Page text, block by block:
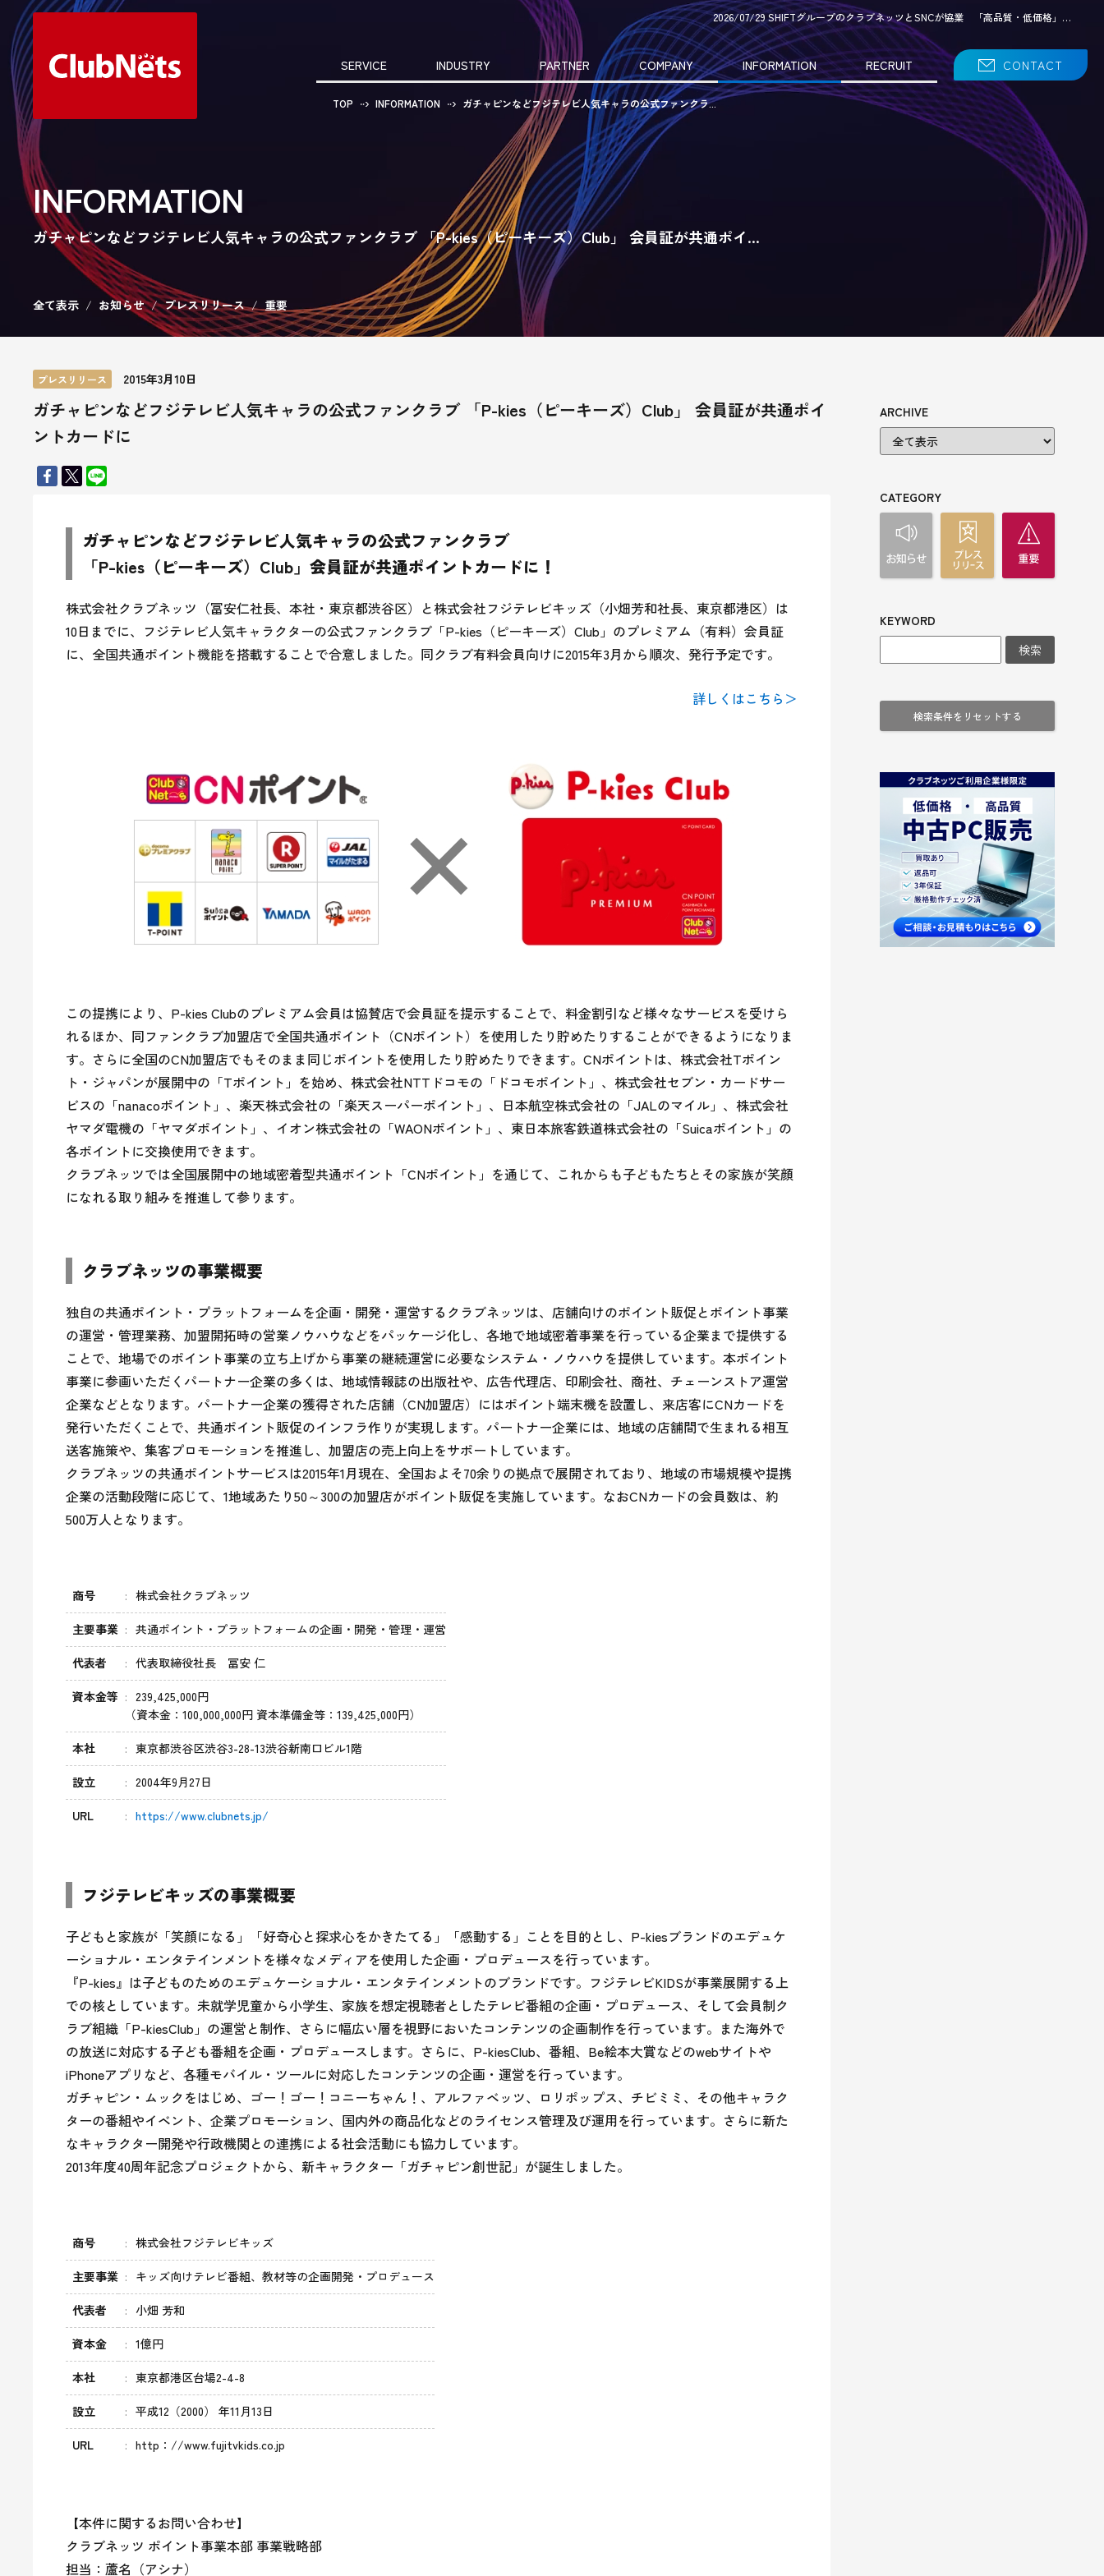
2026/07/29 SHIFTグループのクラブネッツとSNCが協業 「高品質・低価格」…
SERVICE INDUSTRY PARTNER COMPANY INFORMATION RECRUIT CONTACT
TOP INFORMATION ガチャピンなどフジテレビ人気キャラの公式ファンクラ...
INFORMATION
ガチャピンなどフジテレビ人気キャラの公式ファンクラブ 「P-kies（ピーキーズ）Club」 会員証が共通ポイ…
全て表示 お知らせ プレスリリース 重要
プレスリリース 2015年3月10日
ガチャピンなどフジテレビ人気キャラの公式ファンクラブ 「P-kies（ピーキーズ）Club」 会員証が共通ポイ
ントカードに
ガチャピンなどフジテレビ人気キャラの公式ファンクラブ
「P-kies（ピーキーズ）Club」会員証が共通ポイントカードに！
株式会社クラブネッツ（冨安仁社長、本社・東京都渋谷区）と株式会社フジテレビキッズ（小畑芳和社長、東京都港区）は
10日までに、フジテレビ人気キャラクターの公式ファンクラブ「P-kies（ピーキーズ）Club」のプレミアム（有料）会員証
に、全国共通ポイント機能を搭載することで合意しました。同クラブ有料会員向けに2015年3月から順次、発行予定です。
詳しくはこちら＞
この提携により、P-kies Clubのプレミアム会員は協賛店で会員証を提示することで、料金割引など様々なサービスを受けら
れるほか、同ファンクラブ加盟店で全国共通ポイント（CNポイント）を使用したり貯めたりすることができるようになりま
す。さらに全国のCN加盟店でもそのまま同じポイントを使用したり貯めたりできます。CNポイントは、株式会社Tポイン
ト・ジャパンが展開中の「Tポイント」を始め、株式会社NTTドコモの「ドコモポイント」、株式会社セブン・カードサー
ビスの「nanacoポイント」、楽天株式会社の「楽天スーパーポイント」、日本航空株式会社の「JALのマイル」、株式会社
ヤマダ電機の「ヤマダポイント」、イオン株式会社の「WAONポイント」、東日本旅客鉄道株式会社の「Suicaポイント」の
各ポイントに交換使用できます。
クラブネッツでは全国展開中の地域密着型共通ポイント「CNポイント」を通じて、これからも子どもたちとその家族が笑顔
になれる取り組みを推進して参ります。
クラブネッツの事業概要
独自の共通ポイント・プラットフォームを企画・開発・運営するクラブネッツは、店舗向けのポイント販促とポイント事業
の運営・管理業務、加盟開拓時の営業ノウハウなどをパッケージ化し、各地で地域密着事業を行っている企業まで提供する
ことで、地場でのポイント事業の立ち上げから事業の継続運営に必要なシステム・ノウハウを提供しています。本ポイント
事業に参画いただくパートナー企業の多くは、地域情報誌の出版社や、広告代理店、印刷会社、商社、チェーンストア運営
企業などとなります。パートナー企業の獲得された店舗（CN加盟店）にはポイント端末機を設置し、来店客にCNカードを
発行いただくことで、共通ポイント販促のインフラ作りが実現します。パートナー企業には、地域の店舗間で生まれる相互
送客施策や、集客プロモーションを推進し、加盟店の売上向上をサポートしています。
クラブネッツの共通ポイントサービスは2015年1月現在、全国およそ70余りの拠点で展開されており、地域の市場規模や提携
企業の活動段階に応じて、1地域あたり50～300の加盟店がポイント販促を実施しています。なおCNカードの会員数は、約
500万人となります。
商号 株式会社クラブネッツ
主要事業 共通ポイント・プラットフォームの企画・開発・管理・運営
代表者 代表取締役社長 冨安 仁
資本金等
239,425,000円
（資本金：100,000,000円 資本準備金等：139,425,000円）
本社 東京都渋谷区渋谷3-28-13渋谷新南口ビル1階
設立 2004年9月27日
URL https://www.clubnets.jp/
フジテレビキッズの事業概要
子どもと家族が「笑顔になる」「好奇心と探求心をかきたてる」「感動する」ことを目的とし、P-kiesブランドのエデュケ
ーショナル・エンタテインメントを様々なメディアを使用した企画・プロデュースを行っています。
『P-kies』は子どものためのエデュケーショナル・エンタテインメントのブランドです。フジテレビKIDSが事業展開する上
での核としています。未就学児童から小学生、家族を想定視聴者としたテレビ番組の企画・プロデュース、そして会員制ク
ラブ組織「P-kiesClub」の運営と制作、さらに幅広い層を視野においたコンテンツの企画制作を行っています。また海外で
の放送に対応する子ども番組を企画・プロデュースします。さらに、P-kiesClub、番組、Be絵本大賞などのwebサイトや
iPhoneアプリなど、各種モバイル・ツールに対応したコンテンツの企画・運営を行っています。
ガチャピン・ムックをはじめ、ゴー！ゴー！コニーちゃん！、アルファベッツ、ロリポップス、チビミミ、その他キャラク
ターの番組やイベント、企業プロモーション、国内外の商品化などのライセンス管理及び運用を行っています。さらに新た
なキャラクター開発や行政機関との連携による社会活動にも協力しています。
2013年度40周年記念プロジェクトから、新キャラクター「ガチャピン創世記」が誕生しました。
商号 株式会社フジテレビキッズ
主要事業 キッズ向けテレビ番組、教材等の企画開発・プロデュース
代表者 小畑 芳和
資本金 1億円
本社 東京都港区台場2-4-8
設立 平成12（2000） 年11月13日
URL http：//www.fujitvkids.co.jp
【本件に関するお問い合わせ】
クラブネッツ ポイント事業本部 事業戦略部
担当：蘆名（アシナ）
ARCHIVE
CATEGORY
KEYWORD